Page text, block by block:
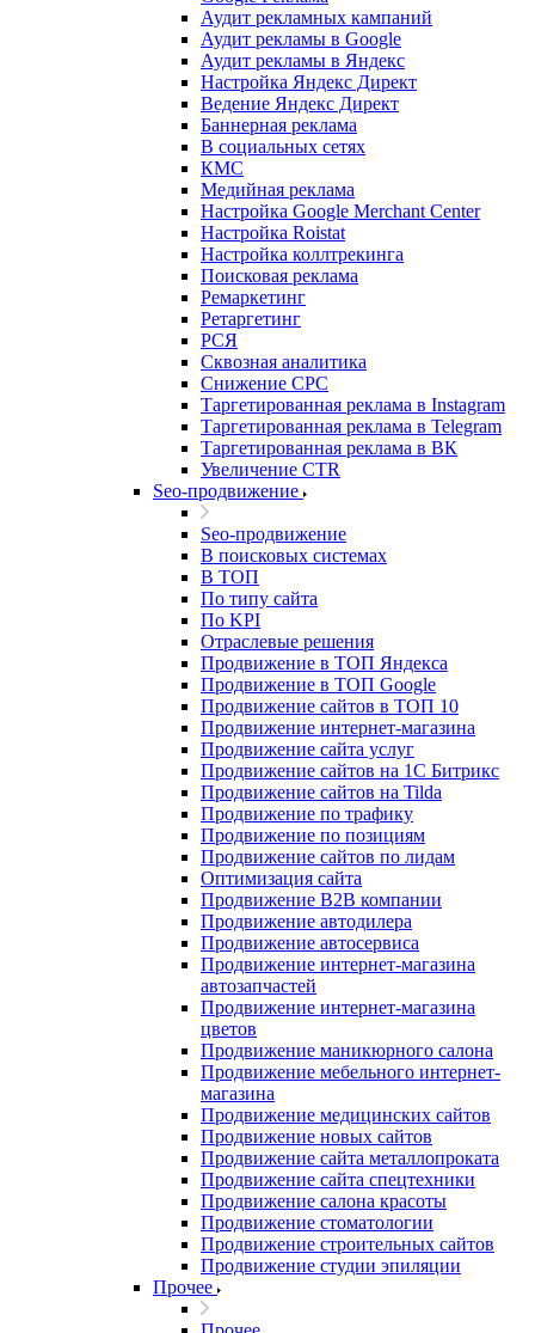
Аудит рекламных кампаний
Аудит рекламы в Google
Аудит рекламы в Яндекс
Настройка Яндекс Директ
Ведение Яндекс Директ
Баннерная реклама
В социальных сетях
КМС
Медийная реклама
Настройка Google Merchant Center
Настройка Roistat
Настройка коллтрекинга
Поисковая реклама
Ремаркетинг
Ретаргетинг
РСЯ
Сквозная аналитика
Снижение CPC
Таргетированная реклама в Instagram
Таргетированная реклама в Telegram
Таргетированная реклама в ВК
Увеличение CTR
Seo-продвижение
Seo-продвижение
В поисковых системах
В ТОП
По типу сайта
По KPI
Отраслевые решения
Продвижение в ТОП Яндекса
Продвижение в ТОП Google
Продвижение сайтов в ТОП 10
Продвижение интернет-магазина
Продвижение сайта услуг
Продвижение сайтов на 1С Битрикс
Продвижение сайтов на Tilda
Продвижение по трафику
Продвижение по позициям
Продвижение сайтов по лидам
Оптимизация сайта
Продвижение B2B компании
Продвижение автодилера
Продвижение автосервиса
Продвижение интернет-магазина
автозапчастей
Продвижение интернет-магазина
цветов
Продвижение маникюрного салона
Продвижение мебельного интернет-
магазина
Продвижение медицинских сайтов
Продвижение новых сайтов
Продвижение сайта металлопроката
Продвижение сайта спецтехники
Продвижение салона красоты
Продвижение стоматологии
Продвижение строительных сайтов
Продвижение студии эпиляции
Прочее